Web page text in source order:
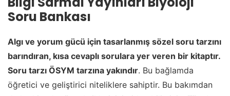
Soru Bankası
Algı ve yorum gücü için tasarlanmış sözel soru tarzını
barındıran, kısa cevaplı sorulara yer veren bir kitaptır.
Soru tarzı ÖSYM tarzına yakındır. Bu bağlamda
öğretici ve geliştirici niteliklere sahiptir. Bu bakımdan